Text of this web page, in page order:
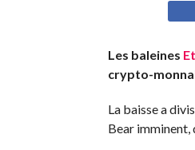
Les baleines
crypto-
La baisse a
Bear imminent,